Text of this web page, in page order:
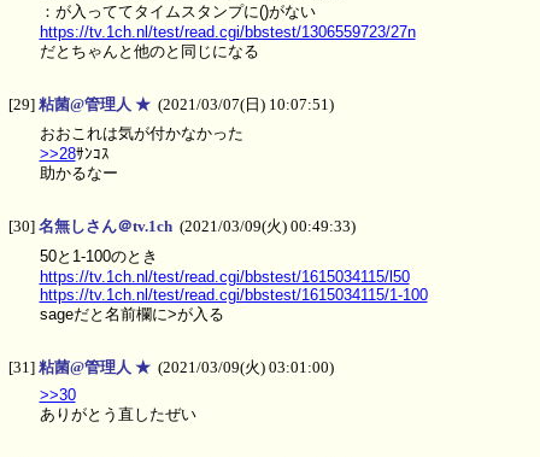
：が入っててタイムスタンプに()がない
https://tv.1ch.nl/test/read.cgi/bbstest/1306559723/27n
だとちゃんと他のと同じになる
[29] 粘菌@管理人 ★ (2021/03/07(日) 10:07:51)
おおこれは気が付かなかった
>>28ｻﾝｺｽ
助かるなー
[30] 名無しさん＠tv.1ch (2021/03/09(火) 00:49:33)
50と1-100のとき
https://tv.1ch.nl/test/read.cgi/bbstest/1615034115/l50
https://tv.1ch.nl/test/read.cgi/bbstest/1615034115/1-100
sageだと名前欄に>が入る
[31] 粘菌@管理人 ★ (2021/03/09(火) 03:01:00)
>>30
ありがとう直したぜい